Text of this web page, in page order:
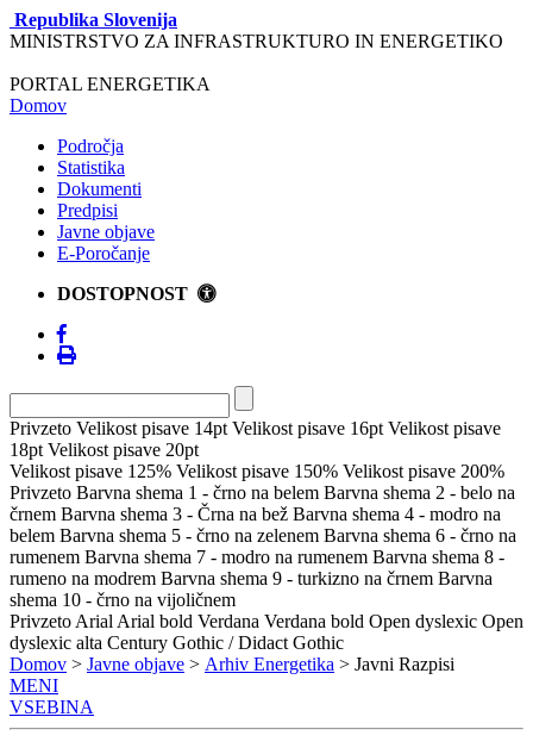
Republika Slovenija
MINISTRSTVO ZA INFRASTRUKTURO IN ENERGETIKO
PORTAL ENERGETIKA
Domov
Področja
Statistika
Dokumenti
Predpisi
Javne objave
E-Poročanje
DOSTOPNOST
Privzeto Velikost pisave 14pt Velikost pisave 16pt Velikost pisave
18pt Velikost pisave 20pt
Velikost pisave 125% Velikost pisave 150% Velikost pisave 200%
Privzeto Barvna shema 1 - črno na belem Barvna shema 2 - belo na
črnem Barvna shema 3 - Črna na bež Barvna shema 4 - modro na
belem Barvna shema 5 - črno na zelenem Barvna shema 6 - črno na
rumenem Barvna shema 7 - modro na rumenem Barvna shema 8 -
rumeno na modrem Barvna shema 9 - turkizno na črnem Barvna
shema 10 - črno na vijoličnem
Privzeto Arial Arial bold Verdana Verdana bold Open dyslexic Open
dyslexic alta Century Gothic / Didact Gothic
Domov > Javne objave > Arhiv Energetika > Javni Razpisi
MENI
VSEBINA